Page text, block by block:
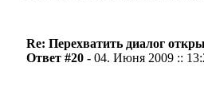
Re: Перехватить диалог
Ответ #20 - 04. Июня 2009 ::